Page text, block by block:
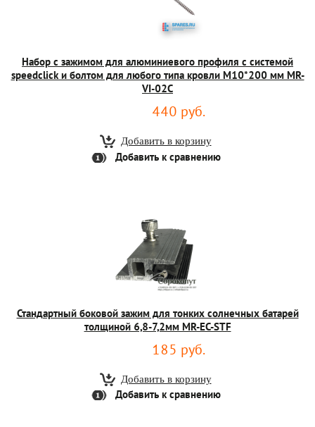
Набор с зажимом для алюминиевого профиля с системой
speedclick и болтом для любого типа кровли M10*200 мм MR-
VI-02C
440 руб.
Добавить к сравнению
Стандартный боковой зажим для тонких солнечных батарей
толщиной 6,8-7,2мм MR-EC-STF
185 руб.
Добавить к сравнению